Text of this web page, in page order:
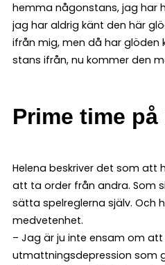
hemma någonstans, jag har
jag har aldrig känt den här
ifrån mig, men då har
stans ifrån, nu kommer den
Prime time
Helena beskriver det som
att ta order från andra. Som
sätta spelreglerna själv. Och
medvetenhet.
– Jag är ju inte ensam om
utmattningsdepression som